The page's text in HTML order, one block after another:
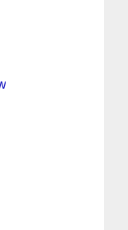
2023/11/25/